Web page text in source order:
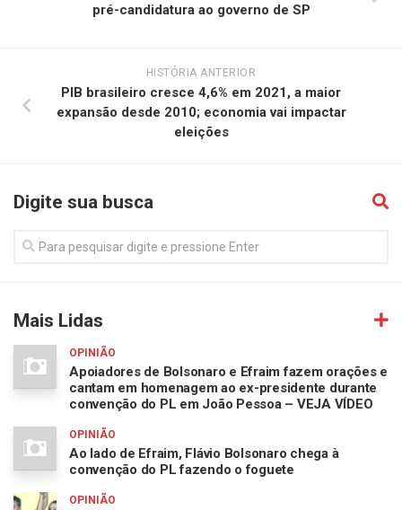
pré-candidatura ao governo de SP
HISTÓRIA ANTERIOR
PIB brasileiro cresce 4,6% em 2021, a maior
expansão desde 2010; economia vai impactar
eleições
Digite sua busca
Mais Lidas
OPINIÃO
Apoiadores de Bolsonaro e Efraim fazem orações e
cantam em homenagem ao ex-presidente durante
convenção do PL em João Pessoa – VEJA VÍDEO
OPINIÃO
Ao lado de Efraim, Flávio Bolsonaro chega à
convenção do PL fazendo o foguete
OPINIÃO